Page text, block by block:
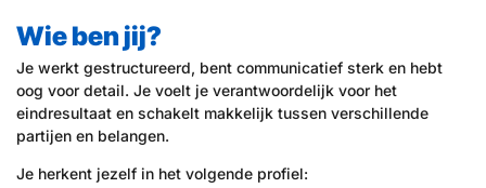
Wie ben jij?
Je werkt gestructureerd, bent communicatief sterk en hebt
oog voor detail. Je voelt je verantwoordelijk voor het
eindresultaat en schakelt makkelijk tussen verschillende
partijen en belangen.
Je herkent jezelf in het volgende profiel: